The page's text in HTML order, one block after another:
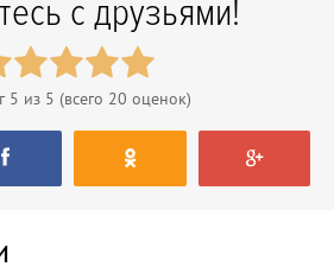
с друзьями!
5 из 5 (всего 20 оценок)